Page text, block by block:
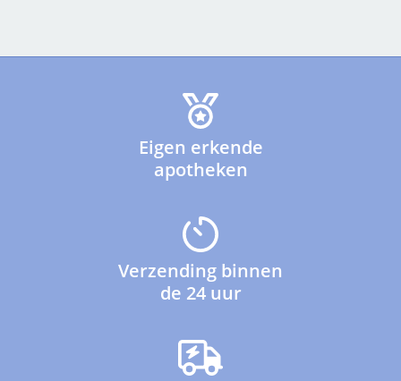
Eigen erkende
apotheken
Verzending binnen
de 24 uur